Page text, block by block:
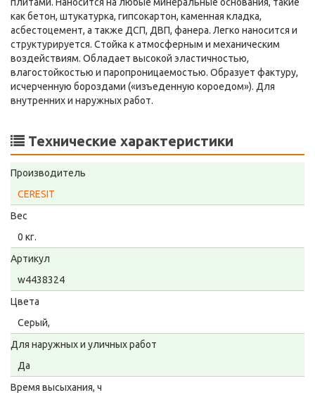
плитами. Наносится на любые минеральные основания, такие
как бетон, штукатурка, гипсокартон, каменная кладка,
асбестоцемент, а также ДСП, ДВП, фанера. Легко наносится и
структурируется. Стойка к атмосферным и механическим
воздействиям. Обладает высокой эластичностью,
влагостойкостью и паропроницаемостью. Образует фактуру,
исчерченную бороздами («изъеденную короедом»). Для
внутренних и наружных работ.
Технические характеристики
Производитель
CERESIT
Вес
0 кг.
Артикул
w4438324
Цвета
Серый,
Для наружных и уличных работ
Да
Время высыхания, ч